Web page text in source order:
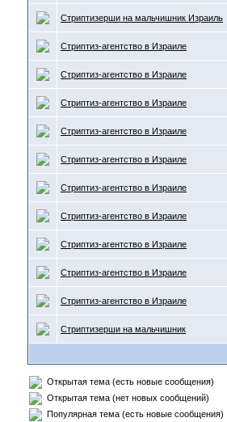
Стриптизерши на мальчишник Израиль
Стриптиз-агентство в Израиле
Стриптиз-агентство в Израиле
Стриптиз-агентство в Израиле
Стриптиз-агентство в Израиле
Стриптиз-агентство в Израиле
Стриптиз-агентство в Израиле
Стриптиз-агентство в Израиле
Стриптиз-агентство в Израиле
Стриптиз-агентство в Израиле
Стриптиз-агентство в Израиле
Стриптизерши на мальчишник
Открытая тема (есть новые сообщения)
Открытая тема (нет новых сообщений)
Популярная тема (есть новые сообщения)